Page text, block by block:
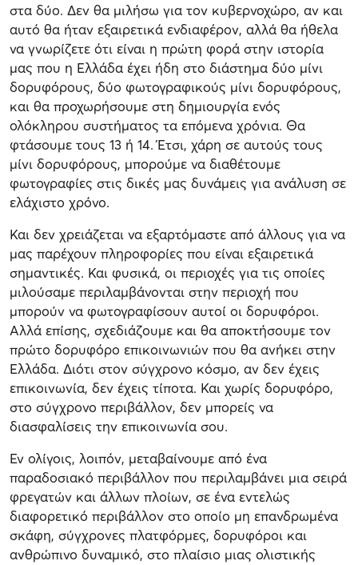
στα δύο. Δεν θα μιλήσω για τον κυβερνοχώρο, αν και
αυτό θα ήταν εξαιρετικά ενδιαφέρον, αλλά θα ήθελα
να γνωρίζετε ότι είναι η πρώτη φορά στην ιστορία
μας που η Ελλάδα έχει ήδη στο διάστημα δύο μίνι
δορυφόρους, δύο φωτογραφικούς μίνι δορυφόρους,
και θα προχωρήσουμε στη δημιουργία ενός
ολόκληρου συστήματος τα επόμενα χρόνια. Θα
φτάσουμε τους 13 ή 14. Έτσι, χάρη σε αυτούς τους
μίνι δορυφόρους, μπορούμε να διαθέτουμε
φωτογραφίες στις δικές μας δυνάμεις για ανάλυση σε
ελάχιστο χρόνο.
Και δεν χρειάζεται να εξαρτόμαστε από άλλους για να
μας παρέχουν πληροφορίες που είναι εξαιρετικά
σημαντικές. Και φυσικά, οι περιοχές για τις οποίες
μιλούσαμε περιλαμβάνονται στην περιοχή που
μπορούν να φωτογραφίσουν αυτοί οι δορυφόροι.
Αλλά επίσης, σχεδιάζουμε και θα αποκτήσουμε τον
πρώτο δορυφόρο επικοινωνιών που θα ανήκει στην
Ελλάδα. Διότι στον σύγχρονο κόσμο, αν δεν έχεις
επικοινωνία, δεν έχεις τίποτα. Και χωρίς δορυφόρο,
στο σύγχρονο περιβάλλον, δεν μπορείς να
διασφαλίσεις την επικοινωνία σου.
Εν ολίγοις, λοιπόν, μεταβαίνουμε από ένα
παραδοσιακό περιβάλλον που περιλαμβάνει μια σειρά
φρεγατών και άλλων πλοίων, σε ένα εντελώς
διαφορετικό περιβάλλον στο οποίο μη επανδρωμένα
σκάφη, σύγχρονες πλατφόρμες, δορυφόροι και
ανθρώπινο δυναμικό, στο πλαίσιο μιας ολιστικής